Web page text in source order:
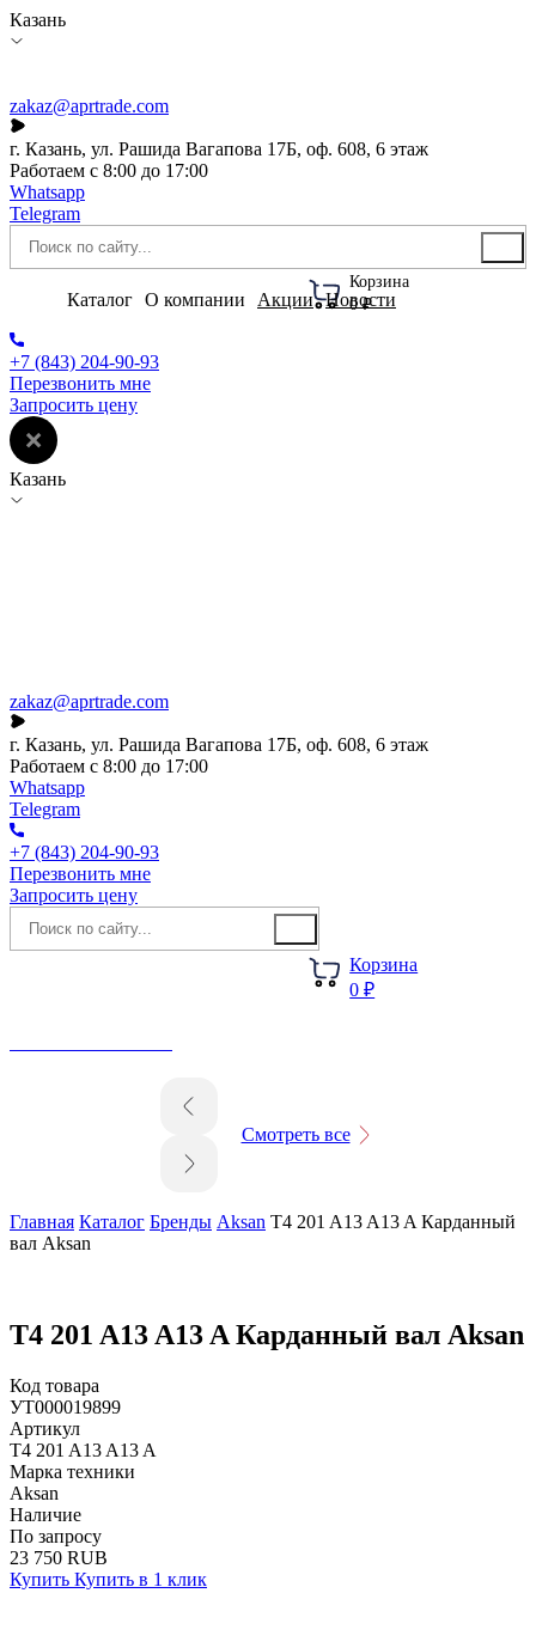
Казань
zakaz@aprtrade.com
г. Казань, ул. Рашида Вагапова 17Б, оф. 608, 6 этаж
Работаем с 8:00 до 17:00
Whatsapp
Telegram
Корзина
0 ₽
Каталог О компании Акции Новости
+7 (843) 204-90-93
Перезвонить мне
Запросить цену
Казань
zakaz@aprtrade.com
г. Казань, ул. Рашида Вагапова 17Б, оф. 608, 6 этаж
Работаем с 8:00 до 17:00
Whatsapp
Telegram
+7 (843) 204-90-93
Перезвонить мне
Запросить цену
Корзина
0 ₽
Смотреть все
Главная Каталог Бренды Aksan T4 201 A13 A13 A Карданный
вал Aksan
T4 201 A13 A13 A Карданный вал Aksan
Код товара
УТ000019899
Артикул
T4 201 A13 A13 A
Марка техники
Aksan
Наличие
По запросу
23 750 RUB
Купить Купить в 1 клик